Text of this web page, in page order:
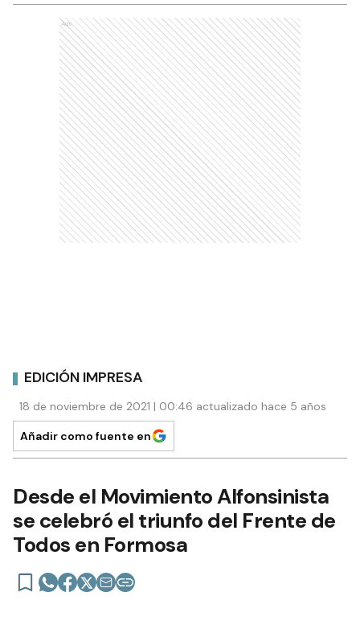
Ads
EDICIÓN IMPRESA
18 de noviembre de 2021 | 00:46 actualizado hace 5 años
Añadir como fuente en
Desde el Movimiento Alfonsinista
se celebró el triunfo del Frente de
Todos en Formosa